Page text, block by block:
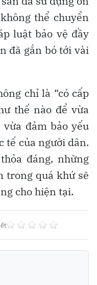
thể chuyển
luật bảo vệ đầy
đã gắn bó tới vài
chỉ là “có cấp
thế nào để vừa
đảm bảo yếu
tế của người dân.
đáng, những
trong quá khứ sẽ
cho hiện tại.